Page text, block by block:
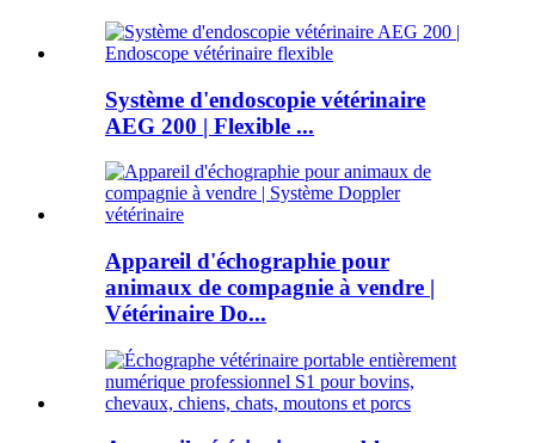
Système d'endoscopie vétérinaire
AEG 200 | Flexible ...
Appareil d'échographie pour
animaux de compagnie à vendre |
Vétérinaire Do...